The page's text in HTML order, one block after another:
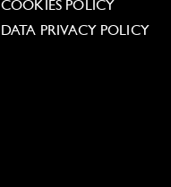
COOKIES POLICY
DATA PRIVACY POLICY